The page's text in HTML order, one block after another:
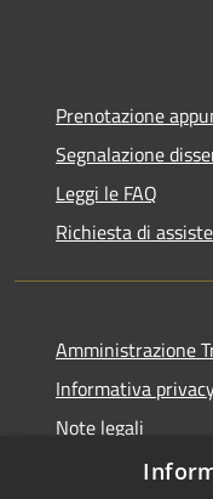
Prenotazione
Segnalazione
Leggi le FAQ
Richiesta di
Amministrazione
Informativa
Note legali
Dichiarazione di